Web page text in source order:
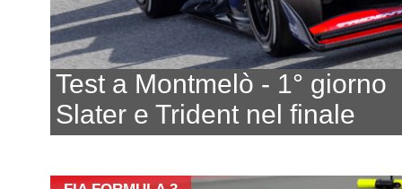
Test a Montmelò - 1° giorno
Slater e Trident nel finale